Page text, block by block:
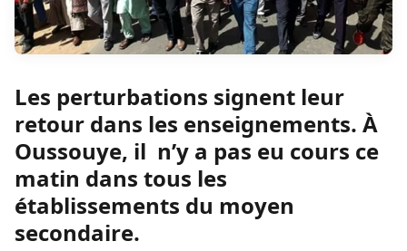
Les perturbations signent leur
retour dans les enseignements. À
Oussouye, il n’y a pas eu cours ce
matin dans tous les
établissements du moyen
secondaire.